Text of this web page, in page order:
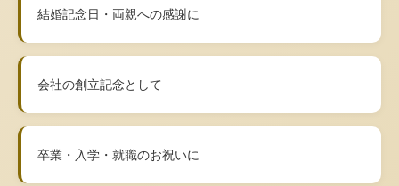
結婚記念日・両親への感謝に
会社の創立記念として
卒業・入学・就職のお祝いに